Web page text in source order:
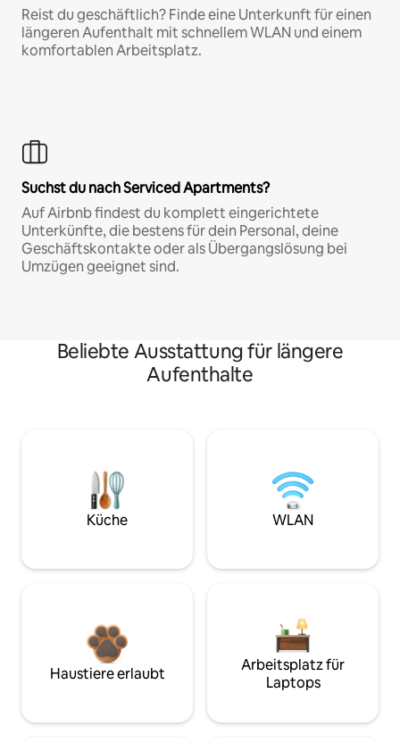
Reist du geschäftlich? Finde eine Unterkunft für einen
längeren Aufenthalt mit schnellem WLAN und einem
komfortablen Arbeitsplatz.
Suchst du nach Serviced Apartments?
Auf Airbnb findest du komplett eingerichtete
Unterkünfte, die bestens für dein Personal, deine
Geschäftskontakte oder als Übergangslösung bei
Umzügen geeignet sind.
Beliebte Ausstattung für längere
Aufenthalte
Küche WLAN
Haustiere erlaubt
Arbeitsplatz für
Laptops